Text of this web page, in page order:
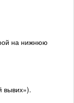
на нижнюю
вывих»).